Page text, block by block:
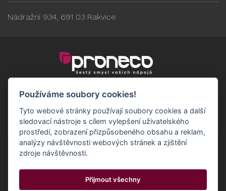
Nádražní 934, 691 03 Rakvice
GDPR - Odběratelé
GDPR - Dodavatelé
Možnosti dopravy a platby
© 2024 Proneco
Používáme soubory cookies!
Tyto webové stránky používají soubory cookies a další
sledovací nástroje s cílem vylepšení uživatelského
prostředí, zobrazení přizpůsobeného obsahu a reklam,
analýzy návštěvnosti webových stránek a zjištění
zdroje návštěvnosti.
Přijmout všechny